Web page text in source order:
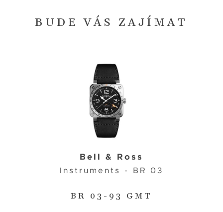
BUDE VÁS ZAJÍMAT
BR 03-93 GMT
Bell & Ross
Instruments - BR 03